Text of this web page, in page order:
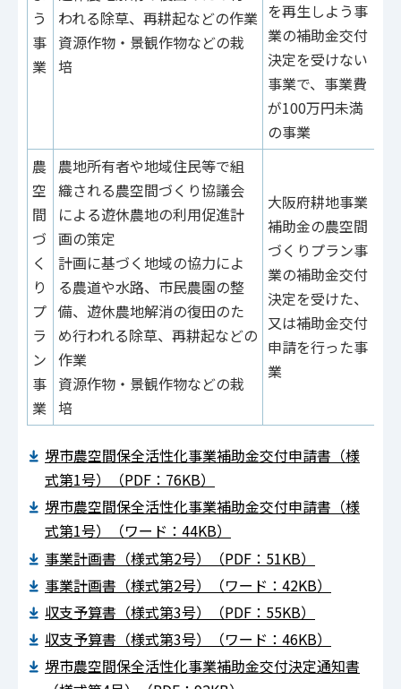
う
事
業
われる除草、再耕起などの作業
資源作物・景観作物などの栽
培
を再生しよう事
業の補助金交付
決定を受けない
事業で、事業費
が100万円未満
の事業
農
空
間
づ
く
り
プ
ラ
ン
事
業
農地所有者や地域住民等で組
織される農空間づくり協議会
による遊休農地の利用促進計
画の策定
計画に基づく地域の協力によ
る農道や水路、市民農園の整
備、遊休農地解消の復田のた
め行われる除草、再耕起などの
作業
資源作物・景観作物などの栽
培
大阪府耕地事業
補助金の農空間
づくりプラン事
業の補助金交付
決定を受けた、
又は補助金交付
申請を行った事
業
堺市農空間保全活性化事業補助金交付申請書（様
式第1号）（PDF：76KB）
堺市農空間保全活性化事業補助金交付申請書（様
式第1号）（ワード：44KB）
事業計画書（様式第2号）（PDF：51KB）
事業計画書（様式第2号）（ワード：42KB）
収支予算書（様式第3号）（PDF：55KB）
収支予算書（様式第3号）（ワード：46KB）
堺市農空間保全活性化事業補助金交付決定通知書